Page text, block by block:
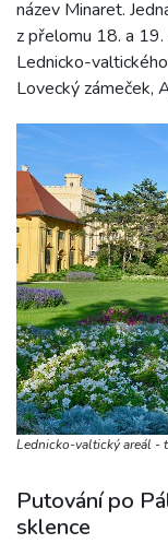
název Minaret.
z přelomu 18. a
Lednicko-
Lovecký zámeček,
Lednicko-valtický areál -
Putování po
sklence